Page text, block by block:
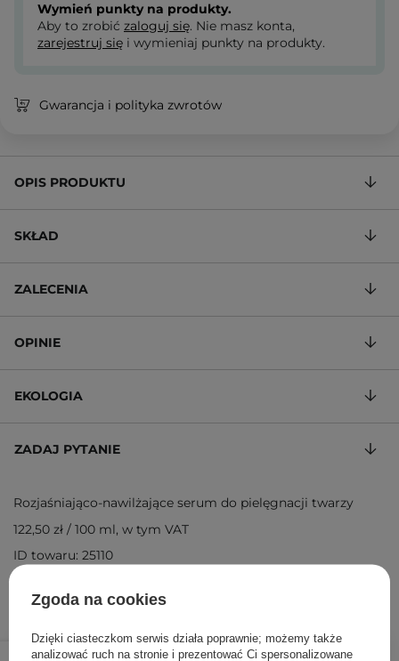
49,00 zł /szt.
Wymień punkty na produkty.
Aby to zrobić zaloguj się. Nie masz konta,
zarejestruj się i wymieniaj punkty na produkty.
Gwarancja i polityka zwrotów
OPIS PRODUKTU
SKŁAD
ZALECENIA
OPINIE
EKOLOGIA
ZADAJ PYTANIE
Rozjaśniająco-nawilżające serum do pielęgnacji twarzy
122,50 zł / 100 ml, w tym VAT
ID towaru: 25110
Zgoda na cookies
Dzięki ciasteczkom serwis działa poprawnie; możemy także
analizować ruch na stronie i prezentować Ci spersonalizowane